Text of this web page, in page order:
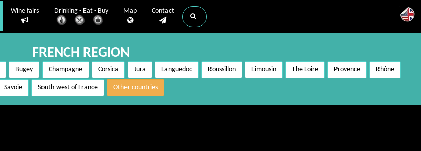
Wine fairs Drinking - Eat - Buy Map Contact
FRENCH REGION
Bugey Champagne Corsica Jura Languedoc Roussillon Limousin The Loire Provence Rhône
Savoie South-west of France Other countries